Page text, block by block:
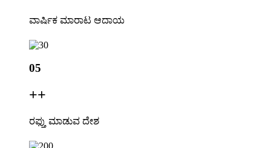
ವಾರ್ಷಿಕ ಮಾರಾಟ ಆದಾಯ
05
++
ರಫ್ತು ಮಾಡುವ ದೇಶ